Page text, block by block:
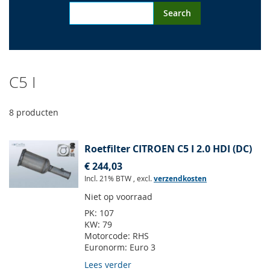
Search
C5 I
8 producten
Roetfilter CITROEN C5 I 2.0 HDI (DC)
€ 244,03
Incl. 21% BTW , excl.verzendkosten
Niet op voorraad
PK: 107
KW: 79
Motorcode: RHS
Euronorm: Euro 3
Lees verder